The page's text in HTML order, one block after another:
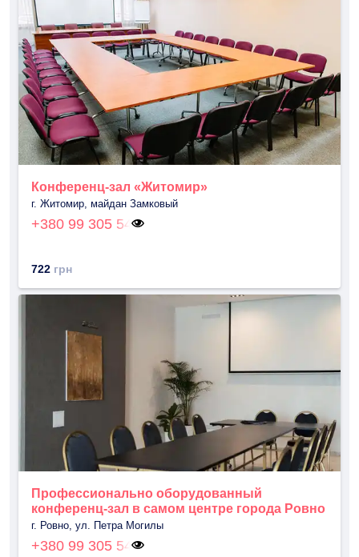
Конференц-зал «Житомир»
г. Житомир, майдан Замковый
+380 99 305 54
722 грн
Профессионально оборудованный
конференц-зал в самом центре города Ровно
г. Ровно, ул. Петра Могилы
+380 99 305 54